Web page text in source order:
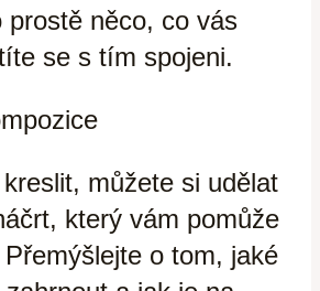
prostě něco, co vás
se s tím spojeni.
můžete si udělat
který vám pomůže
o tom, jaké